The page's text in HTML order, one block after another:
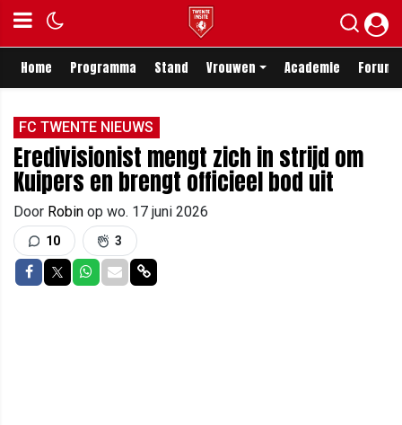
Home Programma Stand Vrouwen Academie Forum
FC TWENTE NIEUWS
Eredivisionist mengt zich in strijd om
Kuipers en brengt officieel bod uit
Door Robin op wo. 17 juni 2026
10 3
Delen op Facebook
Delen op Twitter
Delen op Whatsapp
Delen via Mail
Delen via link